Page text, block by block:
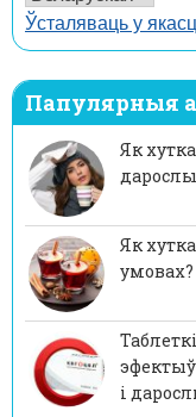
Ўсталяваць у
Папулярныя
Як
Як
і